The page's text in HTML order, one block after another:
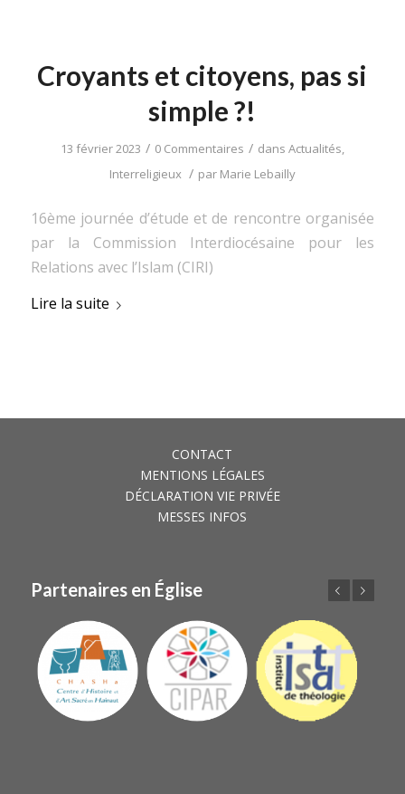
Croyants et citoyens, pas si
simple ?!
13 février 2023 / 0 Commentaires / dans Actualités,
Interreligieux / par Marie Lebailly
16ème journée d’étude et de rencontre organisée
par la Commission Interdiocésaine pour les
Relations avec l’Islam (CIRI)
Lire la suite
CONTACT
MENTIONS LÉGALES
DÉCLARATION VIE PRIVÉE
MESSES INFOS
Partenaires en Église